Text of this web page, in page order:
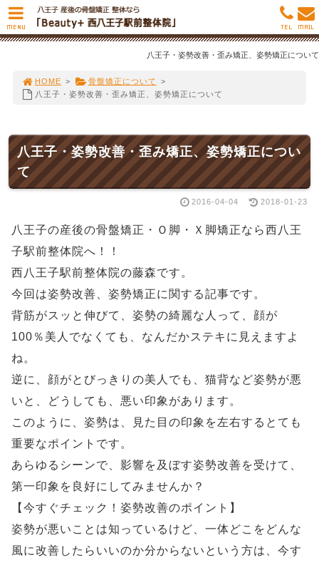
八王子・姿勢改善・歪み矯正、姿勢矯正について
HOME > 骨盤矯正について
>
八王子・姿勢改善・歪み矯正、姿勢矯正について
八王子・姿勢改善・歪み矯正、姿勢矯正につい
て
2016-04-04 2018-01-23
八王子の産後の骨盤矯正・Ｏ脚・Ｘ脚矯正なら西八王
子駅前整体院へ！！
西八王子駅前整体院の藤森です。
今回は姿勢改善、姿勢矯正に関する記事です。
背筋がスッと伸びて、姿勢の綺麗な人って、顔が
100％美人でなくても、なんだかステキに見えますよ
ね。
逆に、顔がとびっきりの美人でも、猫背など姿勢が悪
いと、どうしても、悪い印象があります。
このように、姿勢は、見た目の印象を左右するとても
重要なポイントです。
あらゆるシーンで、影響を及ぼす姿勢改善を受けて、
第一印象を良好にしてみませんか？
【今すぐチェック！姿勢改善のポイント】
姿勢が悪いことは知っているけど、一体どこをどんな
風に改善したらいいのか分からないという方は、今す
MENU MAIL
TEL